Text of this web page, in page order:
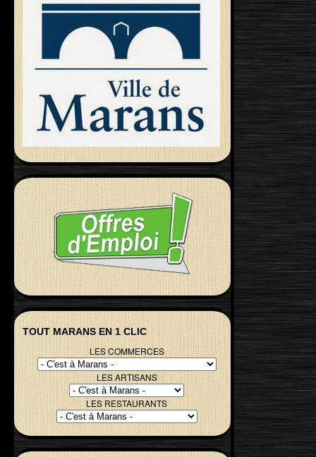
TOUT MARANS EN 1 CLIC
LES COMMERCES
LES ARTISANS
LES RESTAURANTS